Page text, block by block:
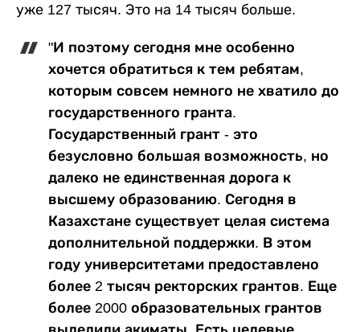
уже 127 тысяч. Это на 14 тысяч больше.
"И поэтому сегодня мне особенно
хочется обратиться к тем ребятам,
которым совсем немного не хватило до
государственного гранта.
Государственный грант - это
безусловно большая возможность, но
далеко не единственная дорога к
высшему образованию. Сегодня в
Казахстане существует целая система
дополнительной поддержки. В этом
году университетами предоставлено
более 2 тысяч ректорских грантов. Еще
более 2000 образовательных грантов